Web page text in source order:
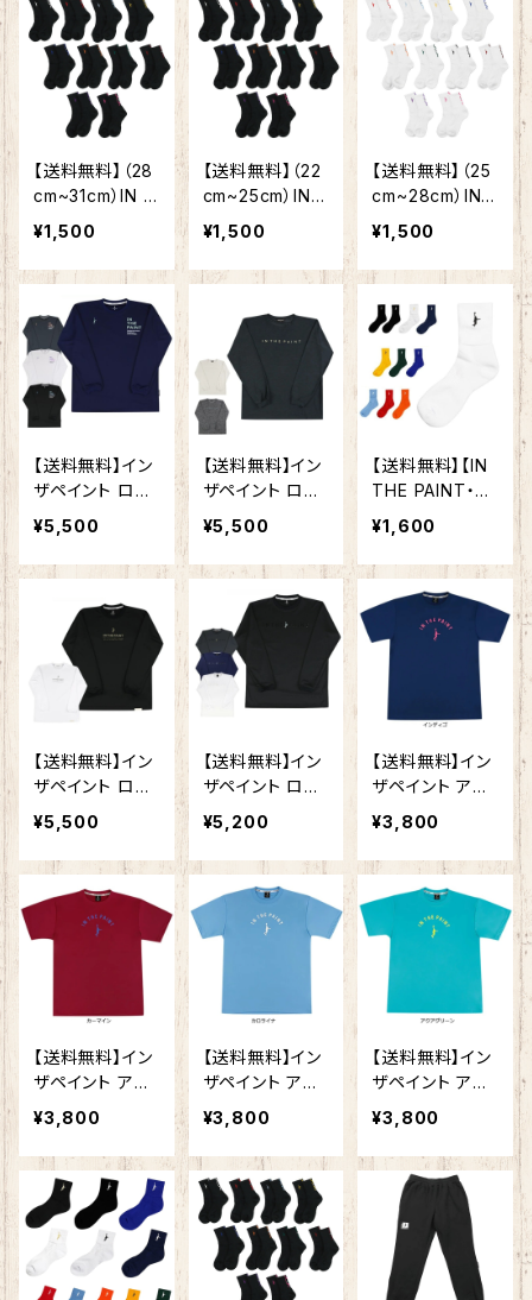
】【ウェア】バスケ
ット レフリーシャ
ツ 審判 試合 メ
ンズ レディース
男女兼用 ITPR
ユニフォーム バ
スケ スポーツ
審判 コーチ
【バスケットボー
ル】 レフリー用
ボールウェア レ
フリーシャツ レ
フリーパンツ 審
バッソク スポ
ーツ 大人気のイ
ンザペイント
新デザイン バ
スケ靴下
【送料無料】（28
cm~31cm）IN T
HE PAINT イン
ザペイント ITP1
9332B ソックス
バスケ 靴下 バッ
ソク スポーツ
大人気のインザ
ペイント 新デ
ザイン バスケ
靴下
¥1,500
【送料無料】（22
cm~25cm）IN T
HE PAINT イン
ザペイント ITP1
9332B ソックス
ソク スポーツ
大人気のインザ
ペイント 新デ
ザイン バスケ
靴下
¥1,500
【送料無料】（25
cm~28cm）IN
THE PAINT イ
ンザペイント IT
P19332W ソッ
下 バッソク ス
ポーツ 大人気の
インザペイント
新デザイン バ
スケ靴下
¥1,500
【送料無料】イン
ザペイント ロン
グ スリーブ シャ
ツ ITP25435
練習着 メンズ レ
用 長袖 Tシャツ
バスケ ウェア ロ
ンT
¥5,500
【送料無料】イン
ザペイント ロン
グ スリーブ シャ
ツ ITP25418 練
習着 メンズ レデ
ィース 男女兼用
長袖 Tシャツ バ
スケ ウェア ロン
¥5,500
【送料無料】【IN
THE PAINT・イ
ンザペイント】定
番カラー ソッ
クス チーム対
応 お揃い チー
ムカラー バス
ケット バス
ケ ユニセック
ス ITP25730
¥1,600
【送料無料】イン
ザペイント ロン
グ スリーブ シャ
ツ ITP25426
練習着 メンズ レ
ディース 男女兼
用 長袖 Tシャツ
バスケ ウェア ロ
¥5,500
【送料無料】イン
ザペイント ロン
グ スリーブ シャ
ツ ITP25413 練
習着 メンズ レデ
ィース 男女兼用
長袖 Tシャツ バ
スケ ウェア ロン
¥5,200
【送料無料】イン
ザペイント アッ
パーアーチロゴ
Tシャツ ITP26
002 半袖 プラ
シャツ ウェア ト
ップス ユニセッ
クス バスケット
ボール プラクテ
ィスシャツ
¥3,800
【送料無料】イン
ザペイント アッ
パーアーチロゴ
Tシャツ ITP26
002 半袖 プラ
シャツ ウェア ト
ップス ユニセッ
クス バスケット
ボール プラクテ
ィスシャツ
¥3,800
【送料無料】イン
ザペイント アッ
パーアーチロゴ
Tシャツ ITP26
002 半袖 プラ
シャツ ウェア ト
ップス ユニセッ
クス バスケット
ボール プラクテ
ィスシャツ
¥3,800
【送料無料】イン
ザペイント アッ
パーアーチロゴ
Tシャツ ITP26
002 半袖 プラ
シャツ ウェア ト
ップス ユニセッ
クス バスケット
ボール プラクテ
ィスシャツ
¥3,800